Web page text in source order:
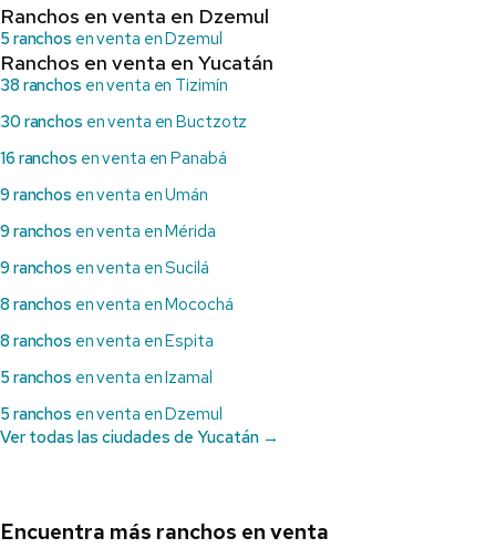
Ranchos en venta en Dzemul
5 ranchos en venta en Dzemul
Ranchos en venta en Yucatán
38 ranchos en venta en Tizimín
30 ranchos en venta en Buctzotz
16 ranchos en venta en Panabá
9 ranchos en venta en Umán
9 ranchos en venta en Mérida
9 ranchos en venta en Sucilá
8 ranchos en venta en Mocochá
8 ranchos en venta en Espita
5 ranchos en venta en Izamal
5 ranchos en venta en Dzemul
Ver todas las ciudades de Yucatán →
Encuentra más ranchos en venta